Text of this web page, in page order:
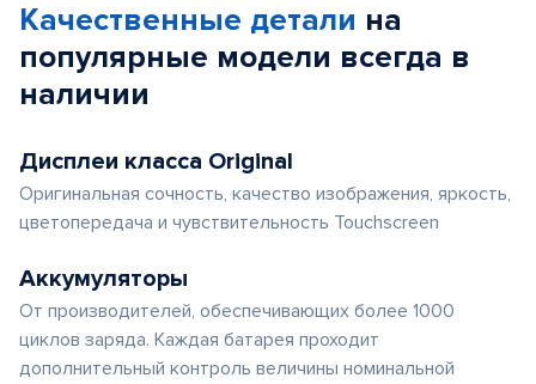
Качественные детали на
популярные модели всегда в
наличии
Дисплеи класса Original
Оригинальная сочность, качество изображения, яркость,
цветопередача и чувствительность Touchscreen
Аккумуляторы
От производителей, обеспечивающих более 1000
циклов заряда. Каждая батарея проходит
дополнительный контроль величины номинальной